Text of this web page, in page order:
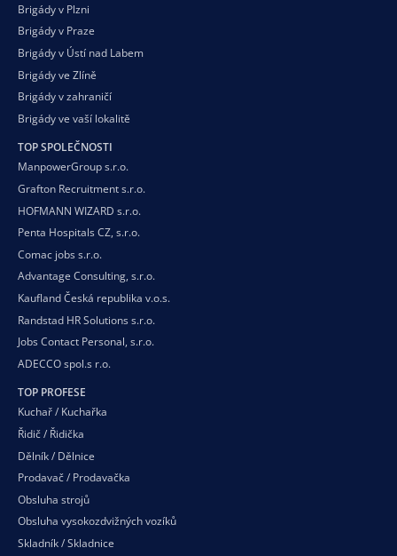
Brigády v Plzni
Brigády v Praze
Brigády v Ústí nad Labem
Brigády ve Zlíně
Brigády v zahraničí
Brigády ve vaší lokalitě
TOP SPOLEČNOSTI
ManpowerGroup s.r.o.
Grafton Recruitment s.r.o.
HOFMANN WIZARD s.r.o.
Penta Hospitals CZ, s.r.o.
Comac jobs s.r.o.
Advantage Consulting, s.r.o.
Kaufland Česká republika v.o.s.
Randstad HR Solutions s.r.o.
Jobs Contact Personal, s.r.o.
ADECCO spol.s r.o.
TOP PROFESE
Kuchař / Kuchařka
Řidič / Řidička
Dělník / Dělnice
Prodavač / Prodavačka
Obsluha strojů
Obsluha vysokozdvižných vozíků
Skladník / Skladnice